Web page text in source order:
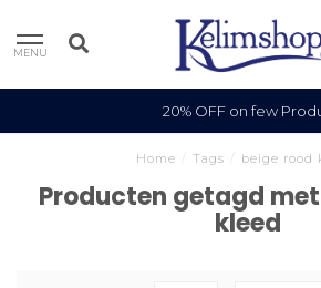
MENU
20% OFF on few
Home Tags beige rood
Producten getagd
kleed